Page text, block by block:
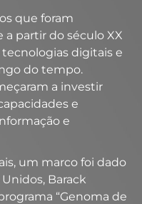
que foram
partir do século XX
digitais e
do tempo.
a investir
e
e
um marco foi dado
Barack
“Genoma de